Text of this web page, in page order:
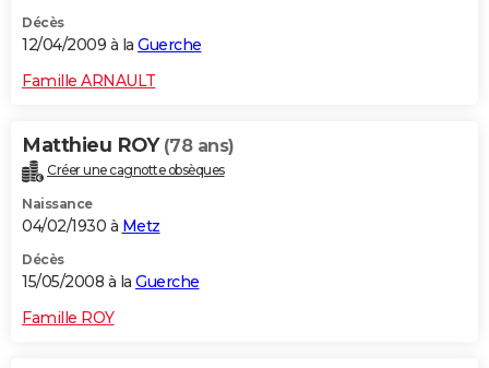
Décès
12/04/2009 à la Guerche
Famille ARNAULT
Matthieu ROY (78 ans)
Créer une cagnotte obsèques
Naissance
04/02/1930 à Metz
Décès
15/05/2008 à la Guerche
Famille ROY